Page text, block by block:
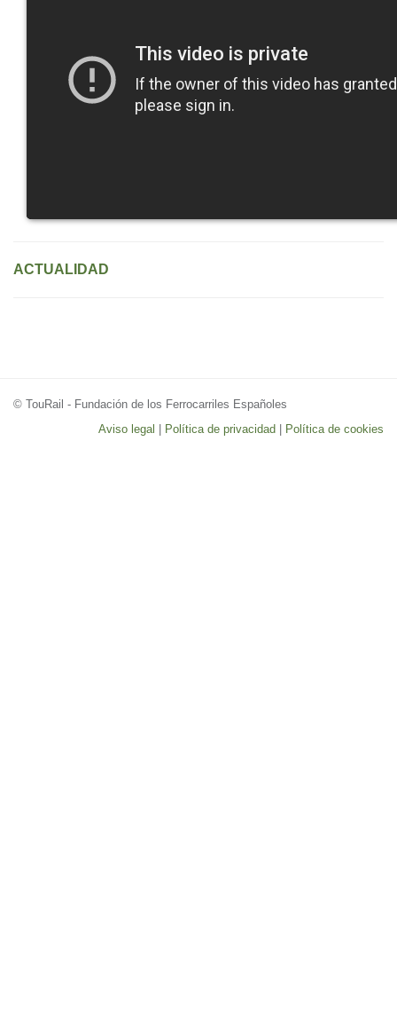
ACTUALIDAD
© TouRail - Fundación de los Ferrocarriles Españoles
Aviso legal
Política de privacidad Política de cookies